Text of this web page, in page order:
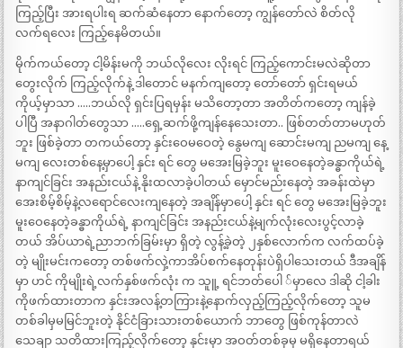
ကြည့်ပြီး အားရပါးရ ဆက်ဆံနေတာ နောက်တော့ ကျွန်တော်လဲ စိတ်လို
လက်ရလေး ကြည့်နေမိတယ်။
မိုက်ကယ်တော့ ငါ့မိန်းမကို ဘယ်လိုလေး လိုးရင် ကြည့်ကောင်းမလဲဆိုတာ
တွေးလိုက် ကြည့်လိုက်နဲ့ ဒါတောင် မနက်ကျတော့ တော်တော် ရှင်းရမယ်
ကိုယ့်မှာသာ …..ဘယ်လို ရှင်းပြရမှန်း မသိတော့တာ အတိတ်ကတော့ ကျန်ခဲ့
ပါပြီ အနာဂါတ်တွေသာ …..ရှေ့ဆက်ဖို့ကျန်နေသေးတာ.. ဖြစ်တတ်တာမဟုတ်
ဘူး ဖြစ်ခဲ့တာ တကယ်တော့ နှင်းဝေမဝေတဲ့ နွေမကျ ဆောင်းမကျ ညမကျ နေ့
မကျ လေးတစ်နေ့မှာပေါ့ နှင်း ရင် တွေ မအေးမြခဲ့ဘူး မူးဝေနေတဲ့ခန္ဓာကိုယ်ရဲ့
နာကျင်ခြင်း အနည်းငယ်နဲ့ နိုးထလာခဲ့ပါတယ် မှောင်မည်းနေတဲ့ အခန်းထဲမှာ
အေးစိမ့်စိမ့်နဲ့လရောင်လေးကျနေတဲ့ အချိန်မှာပေါ့ နှင်း ရင် တွေ မအေးမြခဲ့ဘူး
မူးဝေနေတဲ့ခန္ဓာကိုယ်ရဲ့ နာကျင်ခြင်း အနည်းငယ်နဲ့မျက်လုံးလေးပွင့်လာခဲ့
တယ် အိပ်ယာရဲ့ညာဘက်ခြမ်းမှာ ရှိတဲ့ လွန့်ခဲ့တဲ့ ၂နှစ်လောက်က လက်ထပ်ခဲ့
တဲ့ မျိုးမင်းကတော့ တစ်ဖက်လှဲ့ကာအိပ်စက်နေတုန်းပဲရှိပါသေးတယ် ဒီအချိန်
မှာ ဟင် ကိုမျိုးရဲ့လက်နှစ်ဖက်လုံး က သူူ့ ရင်ဘတ်ပေါ ်မှာလေ ဒါဆို ငါ့ခါး
ကိုဖက်ထားတာက နှင်းအလန့်တကြားနဲ့နောက်လှည့်ကြည့်လိုက်တော့ သူမ
တစ်ခါမှမမြင်ဘူးတဲ့ နိုင်ငံခြားသားတစ်ယောက် ဘာတွေ ဖြစ်ကုန်တာလဲ
သေချာ သတိထားကြည့်လိုက်တော့ နှင်းမှာ အဝတ်တစ်ခုမှ မရှိနေတာရယ်